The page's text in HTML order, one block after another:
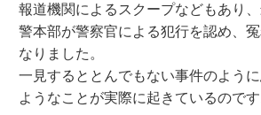
報道機関によるスクープなどもあり
警本部が警察官による犯行を認め、
なりました。
一見するととんでもない事件のよう
ようなことが実際に起きているのです